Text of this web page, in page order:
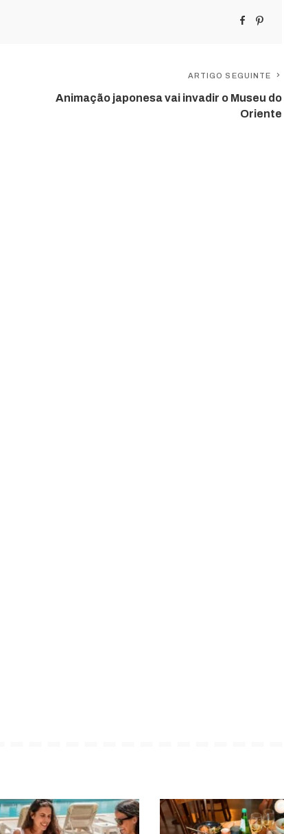
ARTIGO SEGUINTE
Animação japonesa vai invadir o Museu do
Oriente